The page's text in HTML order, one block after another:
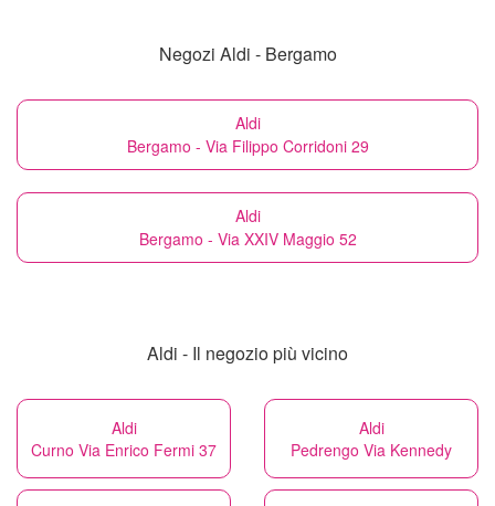
Negozi Aldi - Bergamo
Aldi
Bergamo - Via Filippo Corridoni 29
Aldi
Bergamo - Via XXIV Maggio 52
Aldi - Il negozio più vicino
Aldi
Curno Via Enrico Fermi 37
Aldi
Pedrengo Via Kennedy